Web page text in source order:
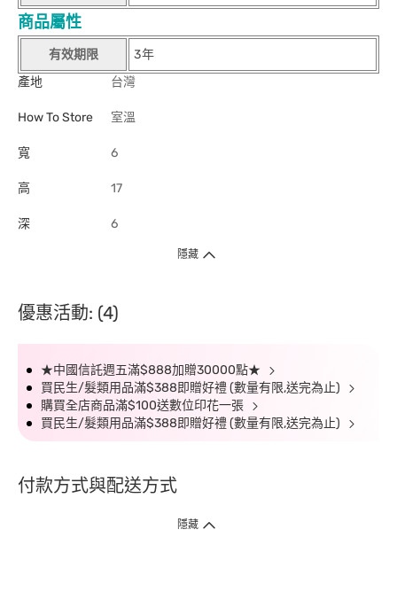
商品屬性
有效期限
3年
產地
台灣
How To Store 室溫
寬 6
高 17
深 6
隱藏
優惠活動: (4)
★中國信託週五滿$888加贈30000點★
買民生/髮類用品滿$388即贈好禮 (數量有限,送完為止)
購買全店商品滿$100送數位印花一張
買民生/髮類用品滿$388即贈好禮 (數量有限,送完為止)
付款方式與配送方式
隱藏